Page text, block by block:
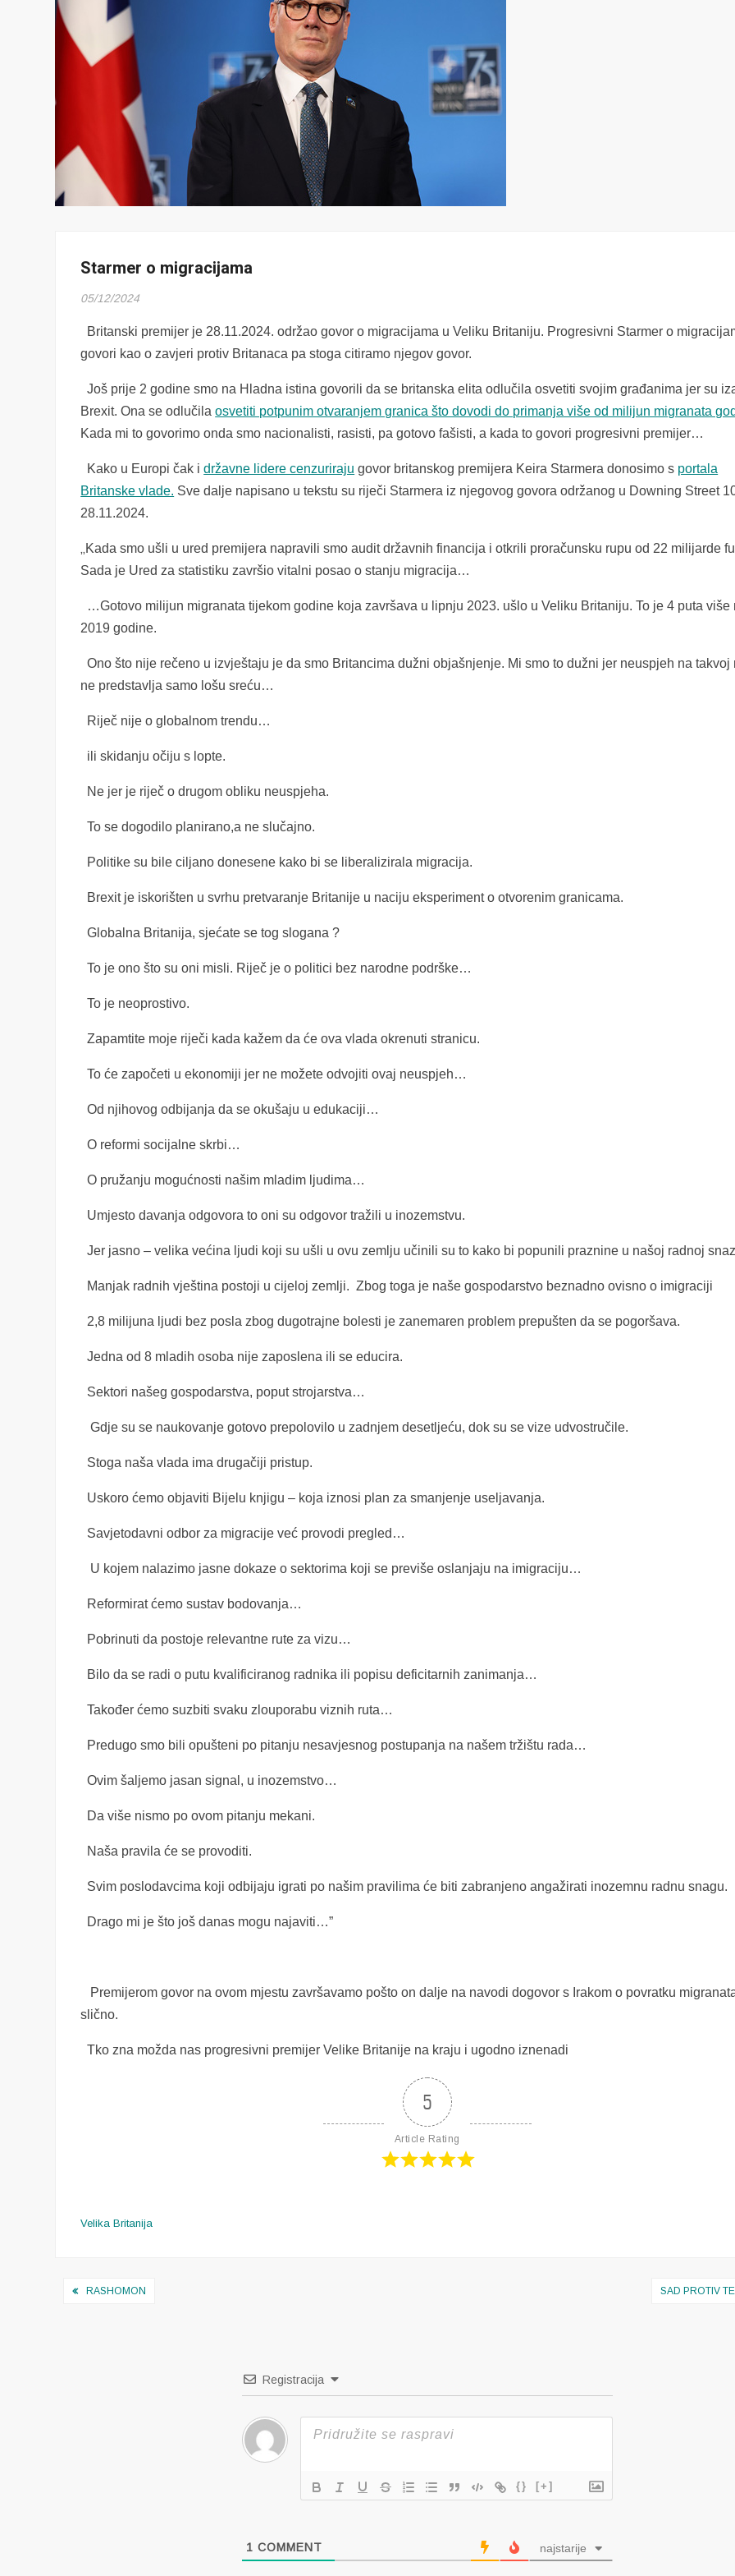
Starmer o migracijama
05/12/2024
Britanski premijer je 28.11.2024. održao govor o migracijama u Veliku Britaniju. Progresivni Starmer o
govori kao o zavjeri protiv Britanaca pa stoga citiramo njegov govor.
Još prije 2 godine smo na Hladna istina govorili da se britanska elita odlučila osvetiti svojim građanima jer su
Brexit. Ona se odlučilaosvetiti potpunim otvaranjem granica što dovodi do primanja više od milijun migranata
Kada mi to govorimo onda smo nacionalisti, rasisti, pa gotovo fašisti, a kada to govori progresivni premijer…
Kako u Europi čak idržavne lidere cenzuriraju govor britanskog premijera Keira Starmera donosimo s portala
Britanske vlade. Sve dalje napisano u tekstu su riječi Starmera iz njegovog govora održanog u Downing Street
28.11.2024.
Kada smo ušli u ured premijera napravili smo audit državnih financija i otkrili proračunsku rupu od 22 milijarde
Sada je Ured za statistiku završio vitalni posao o stanju migracija…
…Gotovo milijun migranata tijekom godine koja završava u lipnju 2023. ušlo u Veliku Britaniju. To je 4 puta više
2019 godine.
Ono što nije rečeno u izvještaju je da smo Britancima dužni objašnjenje. Mi smo to dužni jer neuspjeh na takvoj
ne predstavlja samo lošu sreću…
Riječ nije o globalnom trendu…
ili skidanju očiju s lopte.
Ne jer je riječ o drugom obliku neuspjeha.
To se dogodilo planirano,a ne slučajno.
Politike su bile ciljano donesene kako bi se liberalizirala migracija.
Brexit je iskorišten u svrhu pretvaranje Britanije u naciju eksperiment o otvorenim granicama.
Globalna Britanija, sjećate se tog slogana ?
To je ono što su oni misli. Riječ je o politici bez narodne podrške…
To je neoprostivo.
Zapamtite moje riječi kada kažem da će ova vlada okrenuti stranicu.
To će započeti u ekonomiji jer ne možete odvojiti ovaj neuspjeh…
Od njihovog odbijanja da se okušaju u edukaciji…
O reformi socijalne skrbi…
O pružanju mogućnosti našim mladim ljudima…
Umjesto davanja odgovora to oni su odgovor tražili u inozemstvu.
Jer jasno – velika većina ljudi koji su ušli u ovu zemlju učinili su to kako bi popunili praznine u našoj radnoj
Manjak radnih vještina postoji u cijeloj zemlji. Zbog toga je naše gospodarstvo beznadno ovisno o imigraciji
2,8 milijuna ljudi bez posla zbog dugotrajne bolesti je zanemaren problem prepušten da se pogoršava.
Jedna od 8 mladih osoba nije zaposlena ili se educira.
Sektori našeg gospodarstva, poput strojarstva…
Gdje su se naukovanje gotovo prepolovilo u zadnjem desetljeću, dok su se vize udvostručile.
Stoga naša vlada ima drugačiji pristup.
Uskoro ćemo objaviti Bijelu knjigu – koja iznosi plan za smanjenje useljavanja.
Savjetodavni odbor za migracije već provodi pregled…
U kojem nalazimo jasne dokaze o sektorima koji se previše oslanjaju na imigraciju…
Reformirat ćemo sustav bodovanja…
Pobrinuti da postoje relevantne rute za vizu…
Bilo da se radi o putu kvalificiranog radnika ili popisu deficitarnih zanimanja…
Također ćemo suzbiti svaku zlouporabu viznih ruta…
Predugo smo bili opušteni po pitanju nesavjesnog postupanja na našem tržištu rada…
Ovim šaljemo jasan signal, u inozemstvo…
Da više nismo po ovom pitanju mekani.
Naša pravila će se provoditi.
Svim poslodavcima koji odbijaju igrati po našim pravilima će biti zabranjeno angažirati inozemnu radnu snagu.
Drago mi je što još danas mogu najaviti…”
Premijerom govor na ovom mjestu završavamo pošto on dalje na navodi dogovor s Irakom o povratku
slično.
Tko zna možda nas progresivni premijer Velike Britanije na kraju i ugodno iznenadi
5
Article Rating
Velika Britanija
Navigacija
RASHOMON SAD PROTIV
Registracija
{} [+]
1 COMMENT najstarije